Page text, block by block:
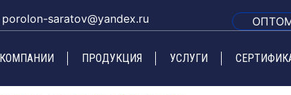
porolon-saratov@yandex.ru
ПРОДУКЦИЯ УСЛУГИ